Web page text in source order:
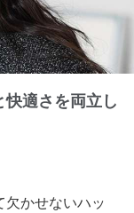
適さを両立し
かせないハッ